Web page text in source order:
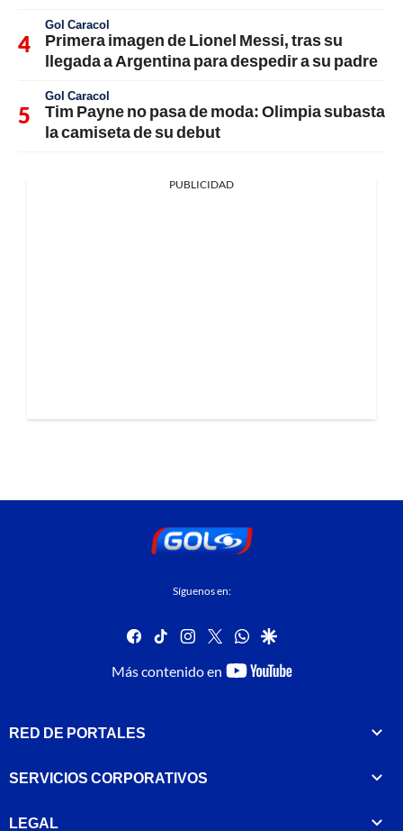
Gol Caracol
Primera imagen de Lionel Messi, tras su
llegada a Argentina para despedir a su padre
Gol Caracol
Tim Payne no pasa de moda: Olimpia subasta
la camiseta de su debut
PUBLICIDAD
Síguenos en:
facebook
tiktok instagram
twitterwhatsapp
google
Más contenido en
youtube-
RED DE PORTALES
SERVICIOS CORPORATIVOS
LEGAL